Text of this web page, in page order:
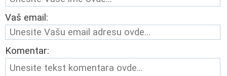
Vaš email:
Komentar: